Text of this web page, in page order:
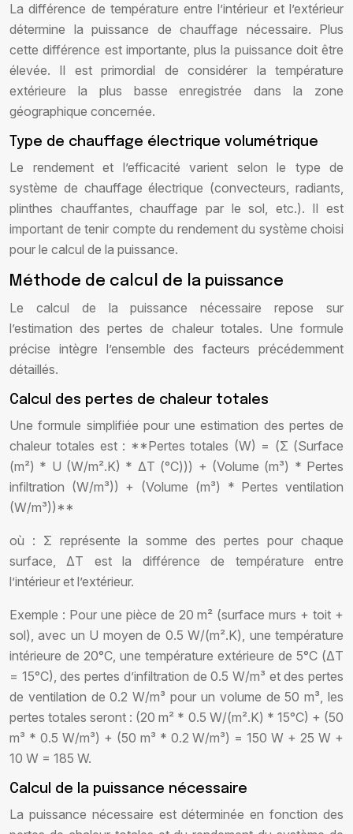
La différence de température entre l’intérieur et l’extérieur
détermine la puissance de chauffage nécessaire. Plus
cette différence est importante, plus la puissance doit être
élevée. Il est primordial de considérer la température
extérieure la plus basse enregistrée dans la zone
géographique concernée.
Type de chauffage électrique volumétrique
Le rendement et l’efficacité varient selon le type de
système de chauffage électrique (convecteurs, radiants,
plinthes chauffantes, chauffage par le sol, etc.). Il est
important de tenir compte du rendement du système choisi
pour le calcul de la puissance.
Méthode de calcul de la puissance
Le calcul de la puissance nécessaire repose sur
l’estimation des pertes de chaleur totales. Une formule
précise intègre l’ensemble des facteurs précédemment
détaillés.
Calcul des pertes de chaleur totales
Une formule simplifiée pour une estimation des pertes de
chaleur totales est : **Pertes totales (W) = (Σ (Surface
(m²) * U (W/m².K) * ΔT (°C))) + (Volume (m³) * Pertes
infiltration (W/m³)) + (Volume (m³) * Pertes ventilation
(W/m³))**
où : Σ représente la somme des pertes pour chaque
surface, ΔT est la différence de température entre
l’intérieur et l’extérieur.
Exemple : Pour une pièce de 20 m² (surface murs + toit +
sol), avec un U moyen de 0.5 W/(m².K), une température
intérieure de 20°C, une température extérieure de 5°C (ΔT
= 15°C), des pertes d’infiltration de 0.5 W/m³ et des pertes
de ventilation de 0.2 W/m³ pour un volume de 50 m³, les
pertes totales seront : (20 m² * 0.5 W/(m².K) * 15°C) + (50
m³ * 0.5 W/m³) + (50 m³ * 0.2 W/m³) = 150 W + 25 W +
10 W = 185 W.
Calcul de la puissance nécessaire
La puissance nécessaire est déterminée en fonction des